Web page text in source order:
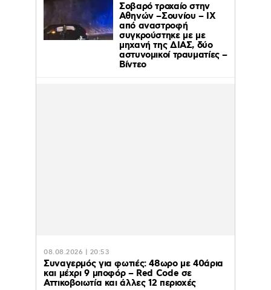
Σοβαρό τροχαίο στην
Αθηνών –Σουνίου – ΙΧ
από αναστροφή
συγκρούστηκε με με
μηχανή της ΔΙΑΣ, δύο
αστυνομικοί τραυματίες –
Βίντεο
08.08.2026 | 20:53
Συναγερμός για φωτιές: 48ωρο με 40άρια
και μέχρι 9 μποφόρ – Red Code σε
Αττικοβοιωτία και άλλες 12 περιοχές